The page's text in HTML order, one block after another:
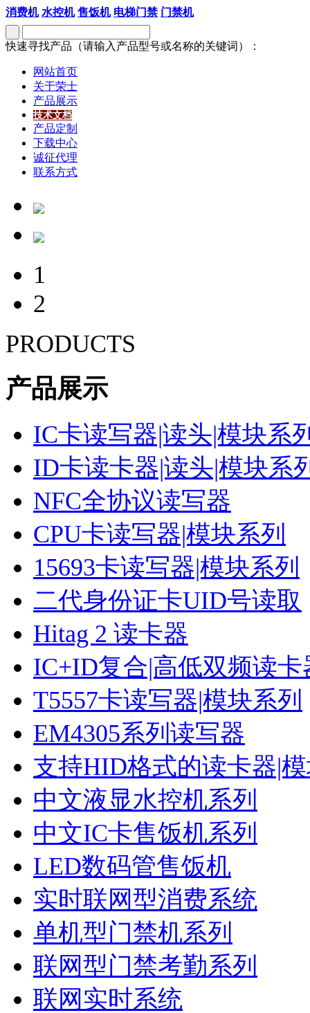
消费机 水控机 售饭机 电梯门禁 门禁机
快速寻找产品（请输入产品型号或名称的关键词）：
网站首页
关于荣士
产品展示
技术文档
产品定制
下载中心
诚征代理
联系方式
1
2
PRODUCTS
产品展示
IC卡读写器|读头|模块系
ID卡读卡器|读头|模块系
NFC全协议读写器
CPU卡读写器|模块系列
15693卡读写器|模块系列
二代身份证卡UID号读取
Hitag 2 读卡器
IC+ID复合|高低双频读卡
T5557卡读写器|模块系列
EM4305系列读写器
支持HID格式的读卡器|
中文液显水控机系列
中文IC卡售饭机系列
LED数码管售饭机
实时联网型消费系统
单机型门禁机系列
联网型门禁考勤系列
联网实时系统